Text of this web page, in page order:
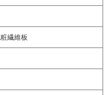
繊維板